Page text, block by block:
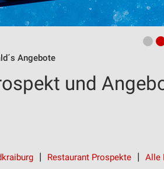
Angebote
und
Restaurant Prospekte Alle